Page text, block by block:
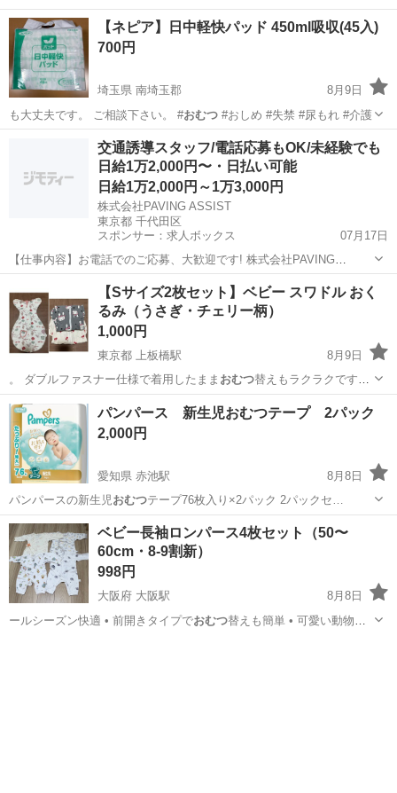
いただけます。
東京 江戸川区 葛西駅 その他
【ネピア】日中軽快パッド 450ml吸収(45入)
700円
埼玉県 南埼玉郡
8月9日
も大丈夫です。 ご相談下さい。 #おむつ#おしめ #失禁 #尿もれ #介護
南埼玉郡 生活雑貨 ネピア
交通誘導スタッフ/電話応募もOK/未経験でも
日給1万2,000円〜・日払い可能
日給1万2,000円～1万3,000円
株式会社PAVING ASSIST
東京都 千代田区
スポンサー：求人ボックス
07月17日
【仕事内容】お電話でのご応募、大歓迎です! 株式会社PAVING
ASSIST:03-5817-4907 「今すぐまとまったお金が必要」 「どうせ働く
なら人間関係のしがらみがない綺麗な営業所が良い」 そんな貴方にぴ
ったりの環境です...
アルバイト・パート
【Sサイズ2枚セット】ベビー スワドル おく
るみ（うさぎ・チェリー柄）
1,000円
東京都 上板橋駅
8月9日
。 ダブルファスナー仕様で着用したまま おむつ替えもラクラクです！
成長に合わせて使…
東京 板橋区 上板橋駅 ベビー用品 チェリー
パンパース 新生児おむつテープ 2パック
2,000円
愛知県 赤池駅
8月8日
パンパースの新生児おむつテープ76枚入り×2パック 2パックセ…
愛知 日進市 赤池駅 ベビー用品 パンパース
ベビー長袖ロンパース4枚セット（50〜
60cm・8-9割新）
998円
大阪府 大阪駅
8月8日
ールシーズン快適 • 前開きタイプでおむつ替えも簡単 • 可愛い動物や